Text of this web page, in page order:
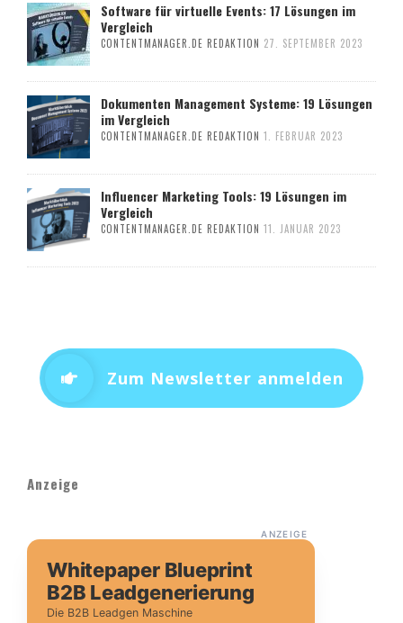
Software für virtuelle Events: 17 Lösungen im
Vergleich
CONTENTMANAGER.DE REDAKTION 27. SEPTEMBER 2023
Dokumenten Management Systeme: 19 Lösungen
im Vergleich
CONTENTMANAGER.DE REDAKTION 1. FEBRUAR 2023
Influencer Marketing Tools: 19 Lösungen im
Vergleich
CONTENTMANAGER.DE REDAKTION 11. JANUAR 2023
Zum Newsletter anmelden
Anzeige